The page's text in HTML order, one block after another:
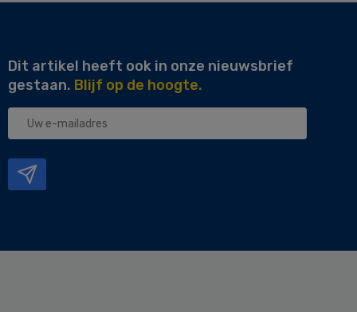
Dit artikel heeft ook in onze nieuwsbrief
gestaan. Blijf op de hoogte.
Uw